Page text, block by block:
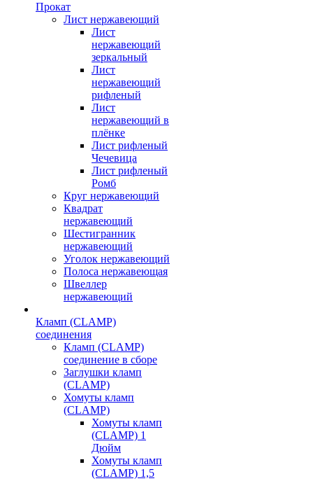
Прокат
Лист нержавеющий
Лист
нержавеющий
зеркальный
Лист
нержавеющий
рифленый
Лист
нержавеющий в
плёнке
Лист рифленый
Чечевица
Лист рифленый
Ромб
Круг нержавеющий
Квадрат
нержавеющий
Шестигранник
нержавеющий
Уголок нержавеющий
Полоса нержавеющая
Швеллер
нержавеющий
Кламп (CLAMP)
соединения
Кламп (CLAMP)
соединение в сборе
Заглушки кламп
(CLAMP)
Хомуты кламп
(CLAMP)
Хомуты кламп
(CLAMP) 1
Дюйм
Хомуты кламп
(CLAMP) 1,5